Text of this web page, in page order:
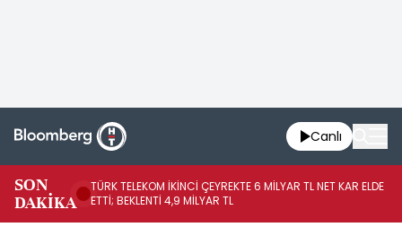
Canlı
SON
DAKİKA
TÜRK TELEKOM İKİNCİ ÇEYREKTE 6 MİLYAR TL NET KAR ELDE
ETTİ; BEKLENTİ 4,9 MİLYAR TL